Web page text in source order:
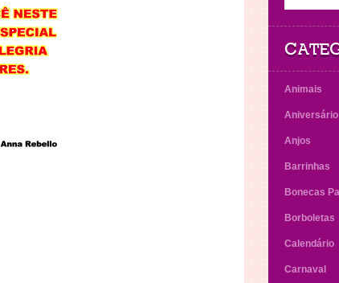
Animais
Aniversário
Anjos
Barrinhas
Bonecas
Borboletas
Calendário
Carnaval